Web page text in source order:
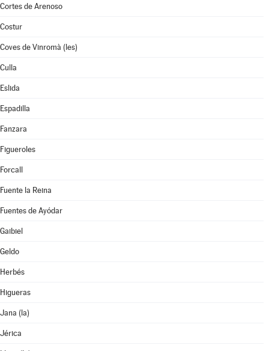
Cortes de Arenoso
Costur
Coves de Vinromà (les)
Culla
Eslida
Espadilla
Fanzara
Figueroles
Forcall
Fuente la Reina
Fuentes de Ayódar
Gaibiel
Geldo
Herbés
Higueras
Jana (la)
Jérica